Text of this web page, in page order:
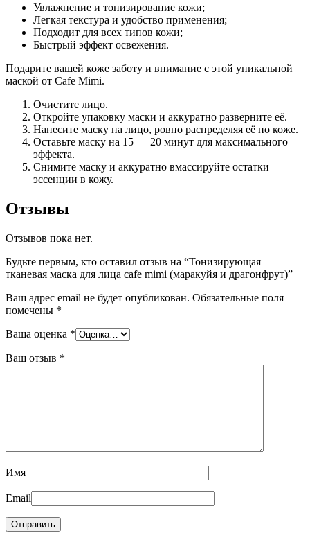
Увлажнение и тонизирование кожи;
Легкая текстура и удобство применения;
Подходит для всех типов кожи;
Быстрый эффект освежения.
Подарите вашей коже заботу и внимание с этой уникальной
маской от Cafe Mimi.
Очистите лицо.
Откройте упаковку маски и аккуратно разверните её.
Нанесите маску на лицо, ровно распределяя её по коже.
Оставьте маску на 15 — 20 минут для максимального
эффекта.
Снимите маску и аккуратно вмассируйте остатки
эссенции в кожу.
Отзывы
Отзывов пока нет.
Будьте первым, кто оставил отзыв на “Тонизирующая
тканевая маска для лица cafe mimi (маракуйя и драгонфрут)”
Ваш адрес email не будет опубликован. Обязательные поля
помечены *
Ваша оценка *
Ваш отзыв *
Имя
Email